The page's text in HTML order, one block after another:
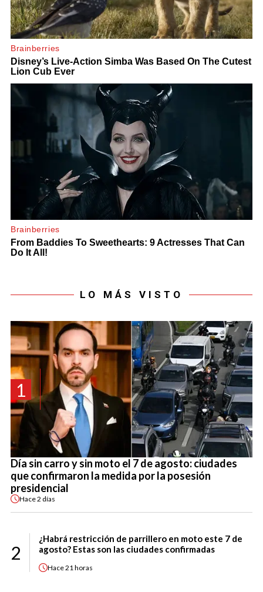
LO MÁS VISTO
1
Día sin carro y sin moto el 7 de agosto: ciudades
que confirmaron la medida por la posesión
presidencial
Hace2 días
2
¿Habrá restricción de parrillero en moto este 7 de
agosto? Estas son las ciudades confirmadas
Hace21 horas